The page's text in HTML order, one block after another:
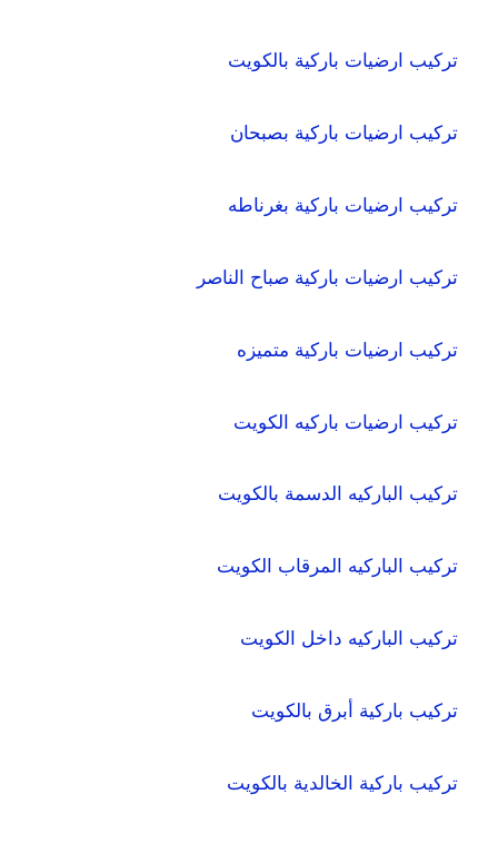
تركيب ارضيات باركية بالكويت
تركيب ارضيات باركية بصبحان
تركيب ارضيات باركية بغرناطه
تركيب ارضيات باركية صباح الناصر
تركيب ارضيات باركية متميزه
تركيب ارضيات باركيه الكويت
تركيب الباركيه الدسمة بالكويت
تركيب الباركيه المرقاب الكويت
تركيب الباركيه داخل الكويت
تركيب باركية أبرق بالكويت
تركيب باركية الخالدية بالكويت